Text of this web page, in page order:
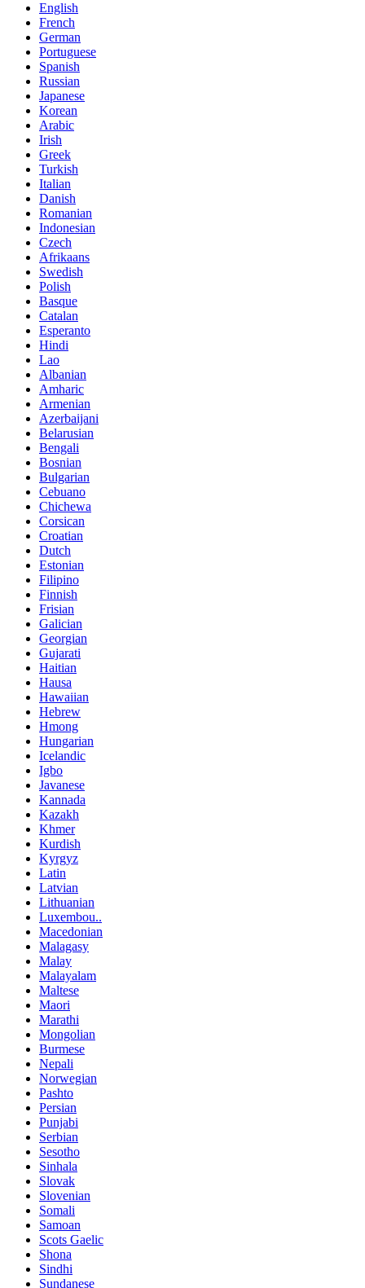
English
French
German
Portuguese
Spanish
Russian
Japanese
Korean
Arabic
Irish
Greek
Turkish
Italian
Danish
Romanian
Indonesian
Czech
Afrikaans
Swedish
Polish
Basque
Catalan
Esperanto
Hindi
Lao
Albanian
Amharic
Armenian
Azerbaijani
Belarusian
Bengali
Bosnian
Bulgarian
Cebuano
Chichewa
Corsican
Croatian
Dutch
Estonian
Filipino
Finnish
Frisian
Galician
Georgian
Gujarati
Haitian
Hausa
Hawaiian
Hebrew
Hmong
Hungarian
Icelandic
Igbo
Javanese
Kannada
Kazakh
Khmer
Kurdish
Kyrgyz
Latin
Latvian
Lithuanian
Luxembou..
Macedonian
Malagasy
Malay
Malayalam
Maltese
Maori
Marathi
Mongolian
Burmese
Nepali
Norwegian
Pashto
Persian
Punjabi
Serbian
Sesotho
Sinhala
Slovak
Slovenian
Somali
Samoan
Scots Gaelic
Shona
Sindhi
Sundanese